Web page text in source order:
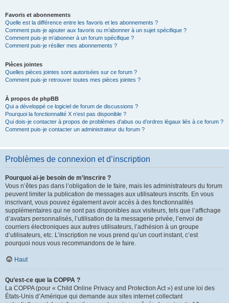
Favoris et abonnements
Quelle est la différence entre les favoris et les abonnements ?
Comment puis-je ajouter aux favoris ou m’abonner à un sujet spécifique ?
Comment puis-je m’abonner à un forum spécifique ?
Comment puis-je résilier mes abonnements ?
Pièces jointes
Quelles pièces jointes sont autorisées sur ce forum ?
Comment puis-je retrouver toutes mes pièces jointes ?
À propos de phpBB
Qui a développé ce logiciel de forum de discussions ?
Pourquoi la fonctionnalité X n’est pas disponible ?
Qui dois-je contacter à propos de problèmes d’abus ou d’ordres légaux liés à ce forum ?
Comment puis-je contacter un administrateur du forum ?
Problèmes de connexion et d’inscription
Pourquoi ai-je besoin de m’inscrire ?
Vous n’êtes pas dans l’obligation de le faire, mais les administrateurs du forum
peuvent limiter la publication de messages aux utilisateurs inscrits. En vous
inscrivant, vous pouvez également avoir accès à des fonctionnalités
supplémentaires qui ne sont pas disponibles aux visiteurs, tels que l’affichage
d’avatars personnalisés, l’utilisation de la messagerie privée, l’envoi de
courriers électroniques aux autres utilisateurs, l’adhésion à un groupe
d’utilisateurs, etc. L’inscription ne vous prend qu’un court instant, c’est
pourquoi nous vous recommandons de le faire.
Haut
Qu’est-ce que la COPPA ?
La COPPA (pour « Child Online Privacy and Protection Act ») est une loi des
États-Unis d’Amérique qui demande aux sites internet collectant